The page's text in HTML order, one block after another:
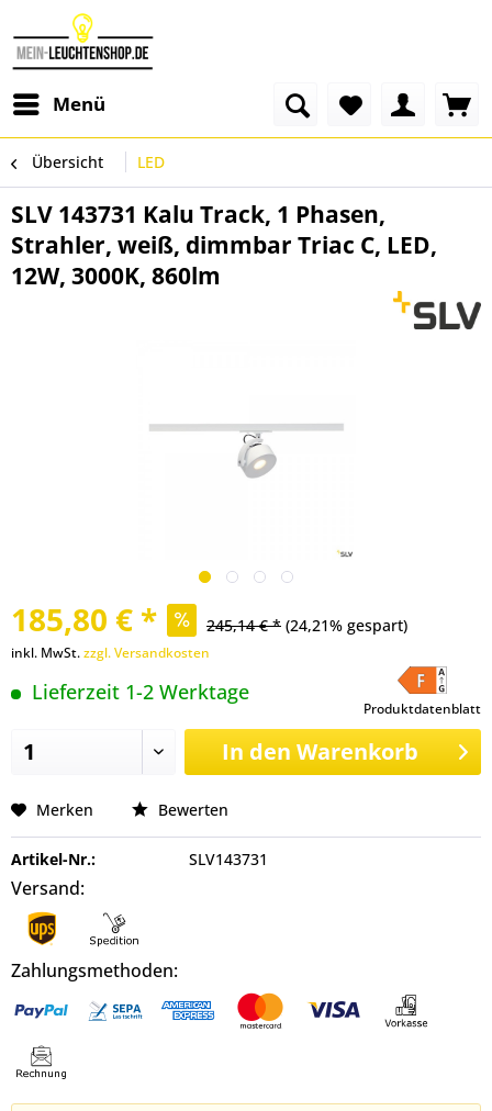
Menü
Übersicht LED
SLV 143731 Kalu Track, 1 Phasen,
Strahler, weiß, dimmbar Triac C, LED,
12W, 3000K, 860lm
185,80 € * 245,14 € * (24,21% gespart)
inkl. MwSt.zzgl. Versandkosten
Lieferzeit 1-2 Werktage
Produktdatenblatt
In den Warenkorb
Merken Bewerten
Artikel-Nr.: SLV143731
Versand:
Zahlungsmethoden: